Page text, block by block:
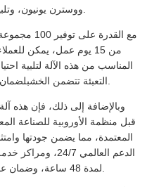
مع القدرة
من 15 يوم عمل، يمكن
المناسب من هذه الآلة لتلبية
وبالإضافة إلى ذلك، فإن هذه
قبل منظمة الأوروبية للصناعة
المعتمدة، مما يضمن جودتها
الدعم العالمي 24/